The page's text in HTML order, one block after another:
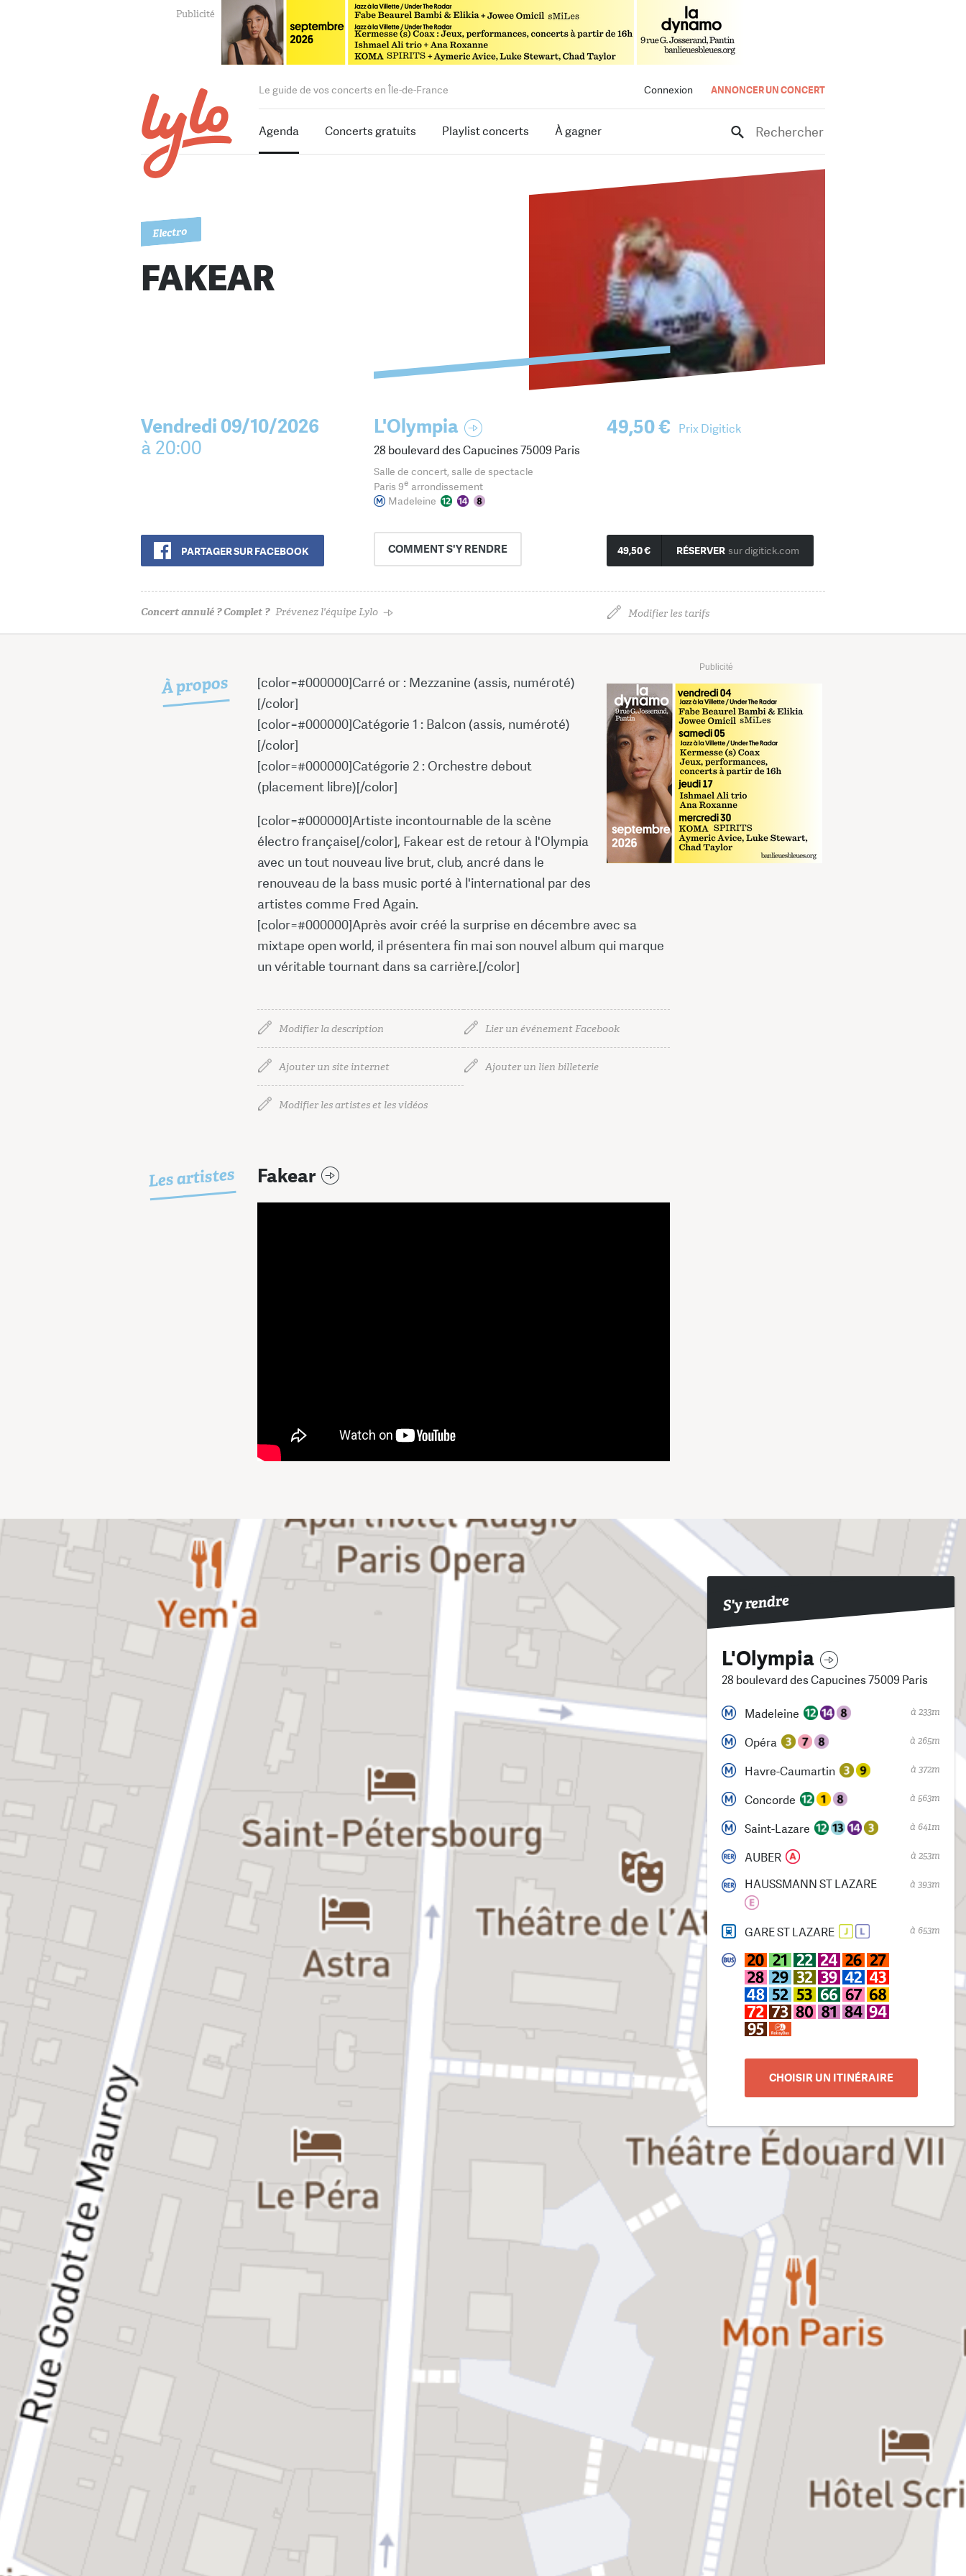
Connexion ANNONCER UN CONCERT
Le guide de vos concerts en Île-de-France
Agenda Concerts gratuits Playlist concerts À gagner Rechercher
Electro
FAKEAR
Vendredi 09/10/2026
à 20:00
PARTAGER SUR FACEBOOK
L'Olympia
28 boulevard des Capucines 75009 Paris
Salle de concert, salle de spectacle
Paris 9e arrondissement
Madeleine
COMMENTS'Y RENDRE
49,50 € Prix Digitick
49,50 € RÉSERVER sur digitick.com
Concert annulé ? Complet ? Prévenez l'équipe Lylo Modifier les tarifs
À propos
Publicité
[color=#000000]Carré or : Mezzanine (assis, numéroté)
[/color]
[color=#000000]Catégorie 1 : Balcon (assis, numéroté)
[/color]
[color=#000000]Catégorie 2 : Orchestre debout
(placement libre)[/color]
[color=#000000]Artiste incontournable de la scène
électro française[/color], Fakear est de retour à l'Olympia
avec un tout nouveau live brut, club, ancré dans le
renouveau de la bass music porté à l'international par des
artistes comme Fred Again.
[color=#000000]Après avoir créé la surprise en décembre avec sa
mixtape open world, il présentera fin mai son nouvel album qui marque
un véritable tournant dans sa carrière.[/color]
Modifier la description Lier un événement Facebook
Ajouter un site internet Ajouter un lien billeterie
Modifier les artistes et les vidéos
Les artistes Fakear
S'y rendre
L'Olympia
28 boulevard des Capucines 75009 Paris
Madeleine à 233m
Opéra à 265m
Havre-Caumartin à 372m
Concorde à 563m
Saint-Lazare à 641m
AUBER à 253m
HAUSSMANN ST LAZARE à 393m
GARE ST LAZARE à 653m
CHOISIR UN ITINÉRAIRE